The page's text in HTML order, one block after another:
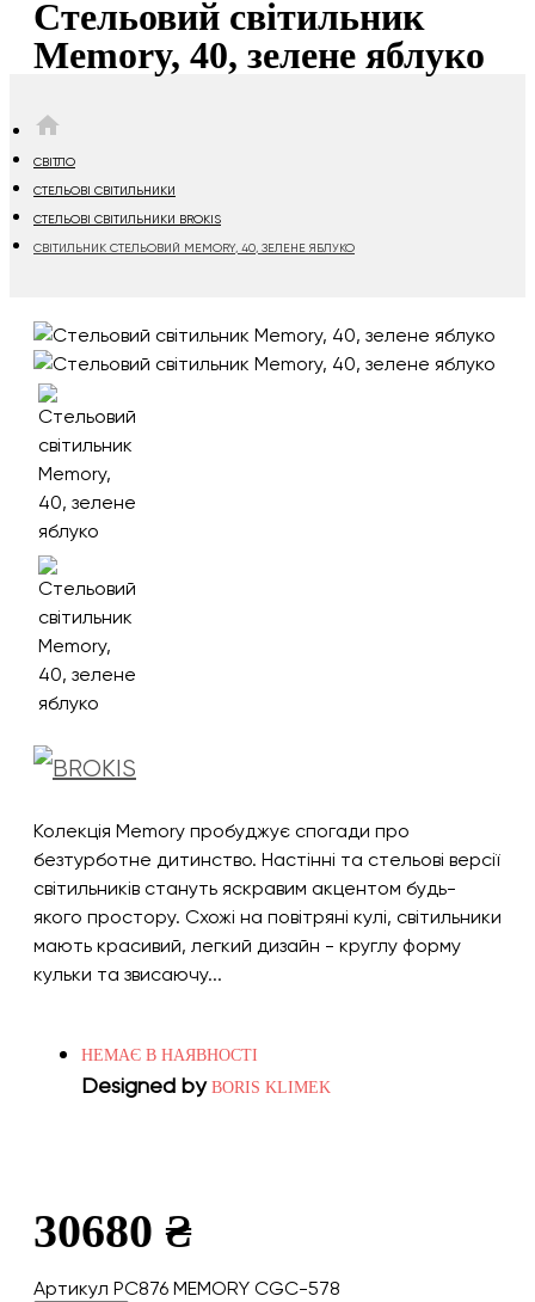
Стельовий світильник
Memory, 40, зелене яблуко
СВІТЛО
СТЕЛЬОВІ СВІТИЛЬНИКИ
СТЕЛЬОВІ СВІТИЛЬНИКИ BROKIS
СВІТИЛЬНИК СТЕЛЬОВИЙ MEMORY, 40, ЗЕЛЕНЕ ЯБЛУКО
Колекція Memory пробуджує спогади про
безтурботне дитинство. Настінні та стельові версії
світильників стануть яскравим акцентом будь-
якого простору. Схожі на повітряні кулі, світильники
мають красивий, легкий дизайн - круглу форму
кульки та звисаючу...
НЕМАЄ В НАЯВНОСТІ
Designed by BORIS KLIMEK
30680 ₴
Артикул PC876 MEMORY CGC-578